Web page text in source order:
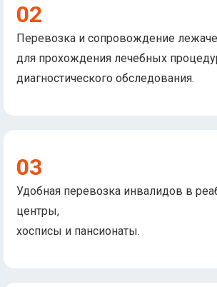
02
Перевозка и сопровождение
для прохождения лечебных
диагностического обследования.
03
Удобная перевозка инвалидов в
центры,
хосписы и пансионаты.